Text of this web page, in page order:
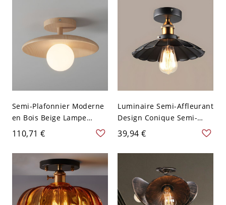
Laiton 110 V-120 V
Semi-Plafonnier Moderne
en Bois Beige Lampe
Semi-Encastrée 1 Tête
Abat-Jour Boule en Verre -
Bois 110 V-120 V 27,94 cm
110,71 €
Luminaire Semi-Affleurant
Design Conique Semi-
Plafonnier Industriel en
Métal Noir 1 Tête - Noir
110 V-120 V 25,4 cm
39,94 €